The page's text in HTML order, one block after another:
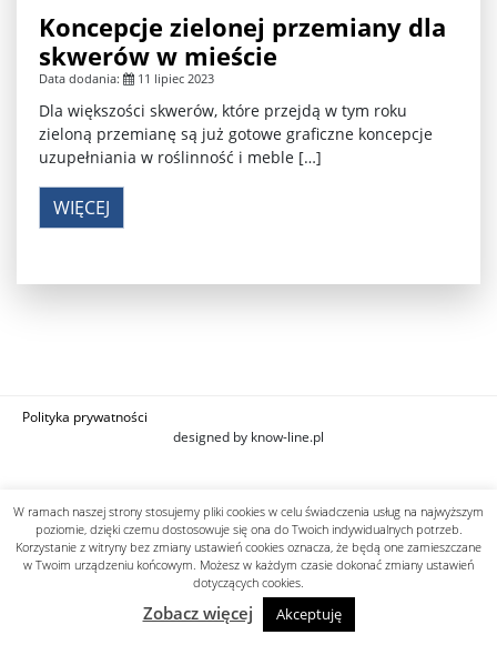
Koncepcje zielonej przemiany dla
skwerów w mieście
Data dodania: 11 lipiec 2023
Dla większości skwerów, które przejdą w tym roku
zieloną przemianę są już gotowe graficzne koncepcje
uzupełniania w roślinność i meble […]
WIĘCEJ
Polityka prywatności
designed by know-line.pl
W ramach naszej strony stosujemy pliki cookies w celu świadczenia usług na najwyższym
poziomie, dzięki czemu dostosowuje się ona do Twoich indywidualnych potrzeb.
Korzystanie z witryny bez zmiany ustawień cookies oznacza, że będą one zamieszczane
w Twoim urządzeniu końcowym. Możesz w każdym czasie dokonać zmiany ustawień
dotyczących cookies.
Zobacz więcej Akceptuję